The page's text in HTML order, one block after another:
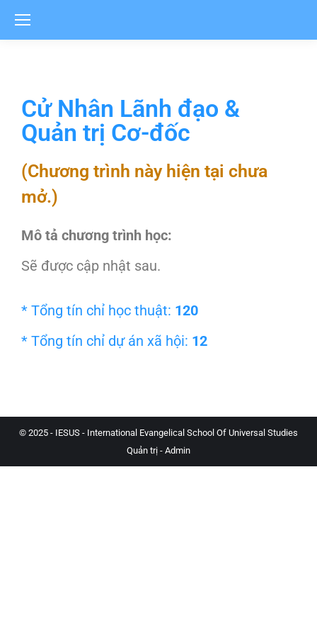
Cử Nhân Lãnh đạo &
Quản trị Cơ-đốc
(Chương trình này hiện tại chưa
mở.)
Mô tả chương trình học:
Sẽ được cập nhật sau.
* Tổng tín chỉ học thuật: 120
* Tổng tín chỉ dự án xã hội: 12
© 2025 - IESUS - International Evangelical School Of Universal Studies
Quản trị - Admin